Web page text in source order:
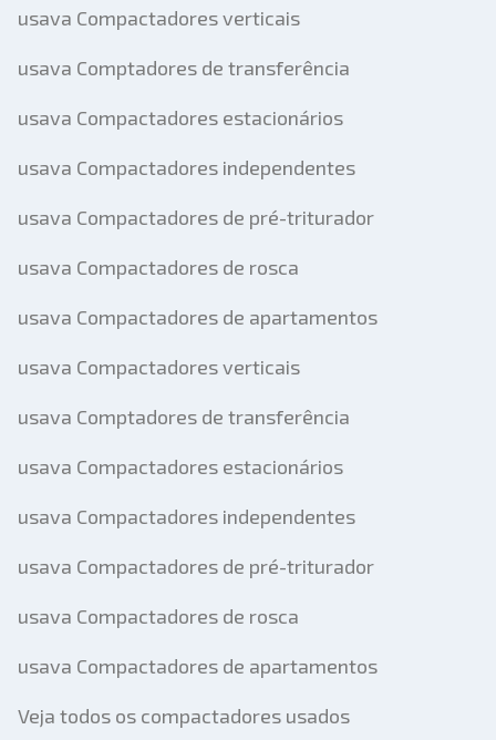
usava Compactadores verticais
usava Comptadores de transferência
usava Compactadores estacionários
usava Compactadores independentes
usava Compactadores de pré-triturador
usava Compactadores de rosca
usava Compactadores de apartamentos
usava Compactadores verticais
usava Comptadores de transferência
usava Compactadores estacionários
usava Compactadores independentes
usava Compactadores de pré-triturador
usava Compactadores de rosca
usava Compactadores de apartamentos
Veja todos os compactadores usados